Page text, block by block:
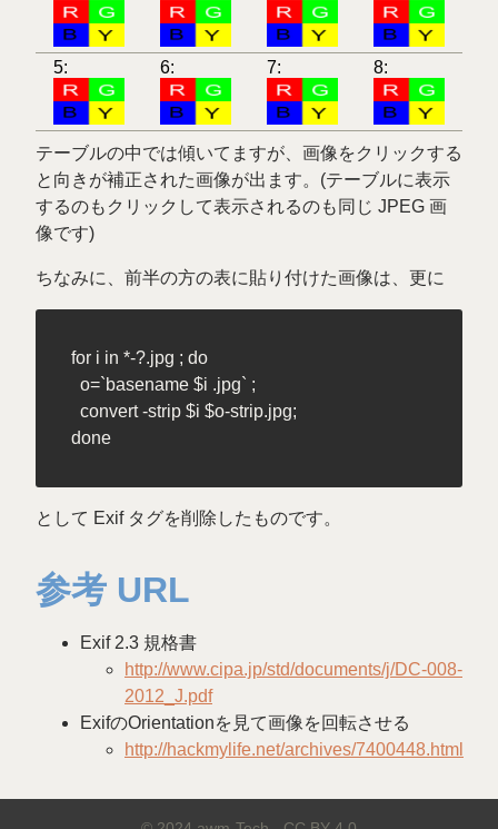
5: 6: 7: 8:
テーブルの中では傾いてますが、画像をクリックする
と向きが補正された画像が出ます。(テーブルに表示
するのもクリックして表示されるのも同じ JPEG 画
像です)
ちなみに、前半の方の表に貼り付けた画像は、更に
for i in *-?.jpg ; do
  o=`basename $i .jpg` ;
  convert -strip $i $o-strip.jpg;
として Exif タグを削除したものです。
参考 URL
Exif 2.3 規格書
http://www.cipa.jp/std/documents/j/DC-008-
2012_J.pdf
ExifのOrientationを見て画像を回転させる
http://hackmylife.net/archives/7400448.html